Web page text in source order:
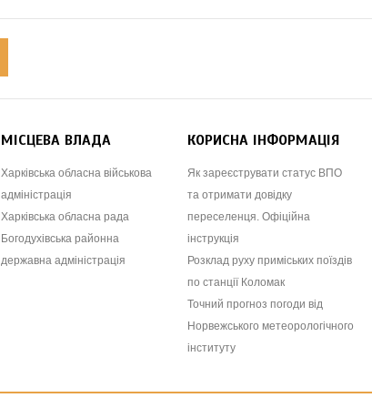
МІСЦЕВА ВЛАДА
Харківська обласна військова
адміністрація
Харківська обласна рада
Богодухівська районна
державна адміністрація
КОРИСНА ІНФОРМАЦІЯ
Як зареєструвати статус ВПО
та отримати довідку
переселенця. Офіційна
інструкція
Розклад руху приміських поїздів
по станції Коломак
Точний прогноз погоди від
Норвежського метеорологічного
інституту